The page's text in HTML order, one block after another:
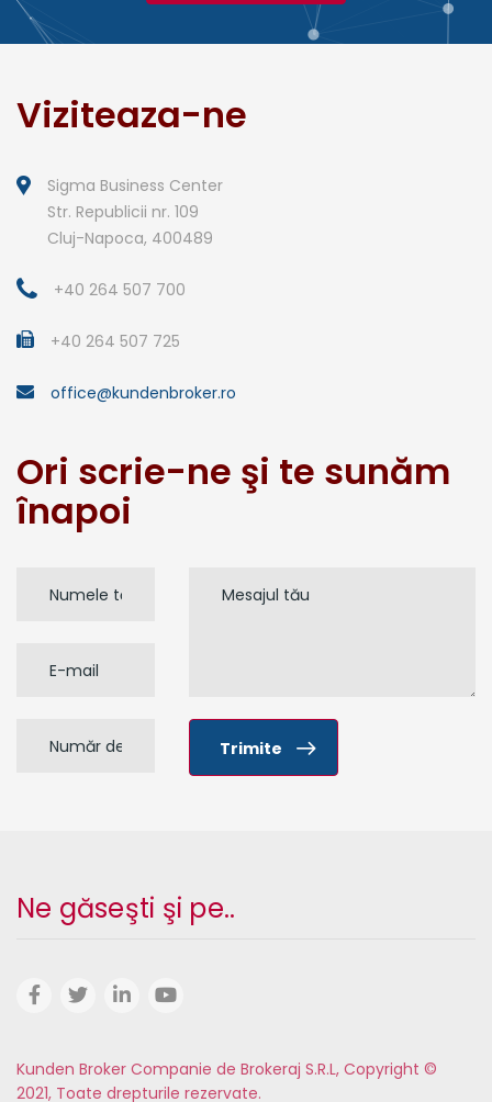
Viziteaza-ne
Sigma Business Center
Str. Republicii nr. 109
Cluj-Napoca, 400489
+40 264 507 700
+40 264 507 725
office@kundenbroker.ro
Ori scrie-ne şi te sunăm
înapoi
Trimite
Ne găseşti şi pe..
Kunden Broker Companie de Brokeraj S.R.L, Copyright ©
2021, Toate drepturile rezervate.